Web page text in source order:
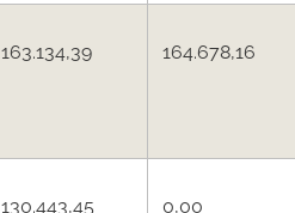
163.134,39 164.678,16
130.443,45 0,00